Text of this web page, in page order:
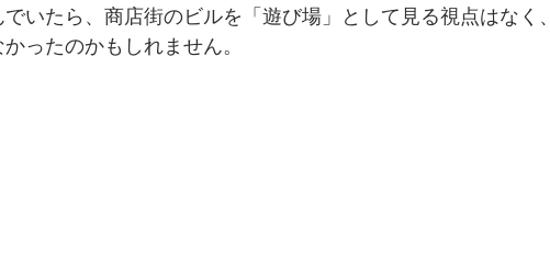
でいたら、商店街のビルを「遊び場」として見る視点はなく
ったのかもしれません。